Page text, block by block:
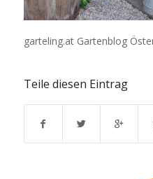
garteling.at Gartenblog
Teile diesen Eintrag